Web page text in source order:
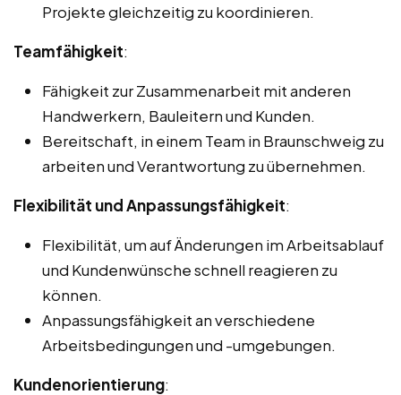
Projekte gleichzeitig zu koordinieren.
Teamfähigkeit:
Fähigkeit zur Zusammenarbeit mit anderen
Handwerkern, Bauleitern und Kunden.
Bereitschaft, in einem Team in Braunschweig zu
arbeiten und Verantwortung zu übernehmen.
Flexibilität und Anpassungsfähigkeit:
Flexibilität, um auf Änderungen im Arbeitsablauf
und Kundenwünsche schnell reagieren zu
können.
Anpassungsfähigkeit an verschiedene
Arbeitsbedingungen und -umgebungen.
Kundenorientierung: